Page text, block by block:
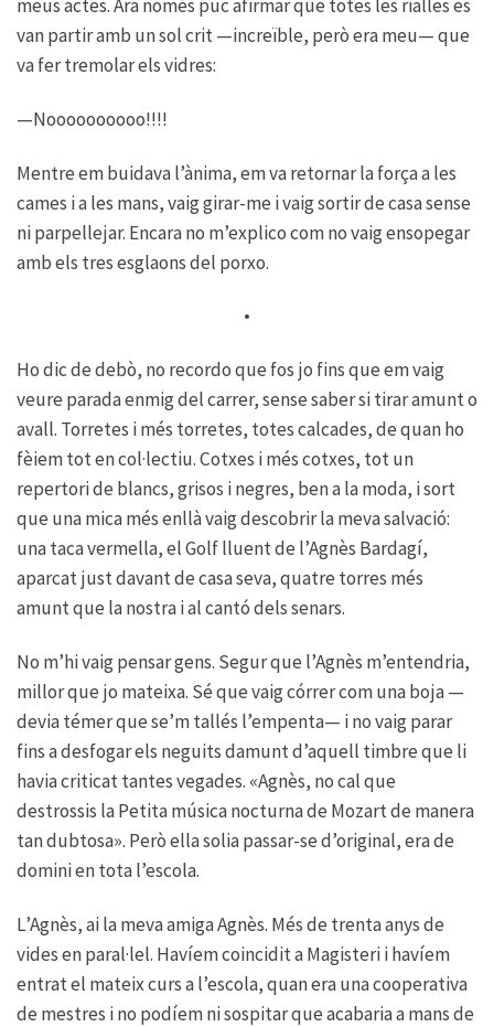
meus actes. Ara només puc afirmar que totes les rialles es
van partir amb un sol crit —increïble, però era meu— que
va fer tremolar els vidres:
—Noooooooooo!!!!
Mentre em buidava l’ànima, em va retornar la força a les
cames i a les mans, vaig girar-me i vaig sortir de casa sense
ni parpellejar. Encara no m’explico com no vaig ensopegar
amb els tres esglaons del porxo.
•
Ho dic de debò, no recordo que fos jo fins que em vaig
veure parada enmig del carrer, sense saber si tirar amunt o
avall. Torretes i més torretes, totes calcades, de quan ho
fèiem tot en col·lectiu. Cotxes i més cotxes, tot un
repertori de blancs, grisos i negres, ben a la moda, i sort
que una mica més enllà vaig descobrir la meva salvació:
una taca vermella, el Golf lluent de l’Agnès Bardagí,
aparcat just davant de casa seva, quatre torres més
amunt que la nostra i al cantó dels senars.
No m’hi vaig pensar gens. Segur que l’Agnès m’entendria,
millor que jo mateixa. Sé que vaig córrer com una boja —
devia témer que se’m tallés l’empenta— i no vaig parar
fins a desfogar els neguits damunt d’aquell timbre que li
havia criticat tantes vegades. «Agnès, no cal que
destrossis la Petita música nocturna de Mozart de manera
tan dubtosa». Però ella solia passar-se d’original, era de
domini en tota l’escola.
L’Agnès, ai la meva amiga Agnès. Més de trenta anys de
vides en paral·lel. Havíem coincidit a Magisteri i havíem
entrat el mateix curs a l’escola, quan era una cooperativa
de mestres i no podíem ni sospitar que acabaria a mans de